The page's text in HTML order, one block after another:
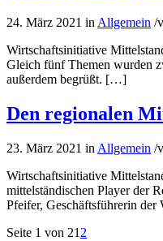
24. März 2021 in Allgemein /
Wirtschaftsinitiative
Gleich fünf Themen wurden
außerdem begrüßt. […]
Den regionalen
23. März 2021 in Allgemein /
Wirtschaftsinitiative
mittelständischen Player der
Pfeifer, Geschäftsführerin
Seite 1 von 21 2